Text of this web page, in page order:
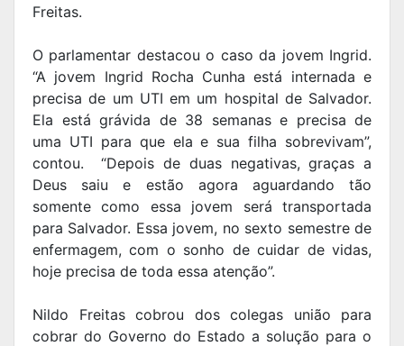
Freitas.
O parlamentar destacou o caso da jovem Ingrid.
“A jovem Ingrid Rocha Cunha está internada e
precisa de um UTI em um hospital de Salvador.
Ela está grávida de 38 semanas e precisa de
uma UTI para que ela e sua filha sobrevivam”,
contou. “Depois de duas negativas, graças a
Deus saiu e estão agora aguardando tão
somente como essa jovem será transportada
para Salvador. Essa jovem, no sexto semestre de
enfermagem, com o sonho de cuidar de vidas,
hoje precisa de toda essa atenção”.
Nildo Freitas cobrou dos colegas união para
cobrar do Governo do Estado a solução para o